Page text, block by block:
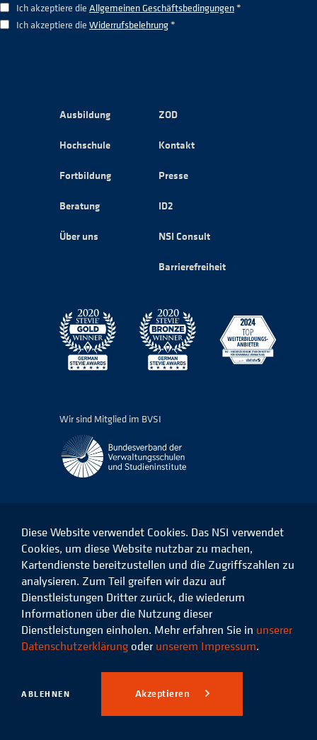
Ich akzeptiere die Allgemeinen Geschäftsbedingungen*
Ich akzeptiere die Widerrufsbelehrung*
Ausbildung
Hochschule
Fortbildung
Beratung
Über uns
ZOD
Kontakt
Presse
ID2
NSI Consult
Barrierefreiheit
Wir sind Mitglied im BVSI
Das
NSI
Facebook
Das
NSI
auf
LinkedIn
Das
NSI
auf
Instagram
Das
Xing
© 2026 Niedersächsisches
Studieninstitut für kommunale
Verwaltung e.V.
Datenschutz Impressum
Diese Website verwendet Cookies. Das NSI verwendet
Cookies, um diese Website nutzbar zu machen,
Kartendienste bereitzustellen und die Zugriffszahlen zu
analysieren. Zum Teil greifen wir dazu auf
Dienstleistungen Dritter zurück, die wiederum
Informationen über die Nutzung dieser
Dienstleistungen einholen. Mehr erfahren Sie in unserer
Datenschutzerklärung oder unserem Impressum.
ABLEHNEN Akzeptieren